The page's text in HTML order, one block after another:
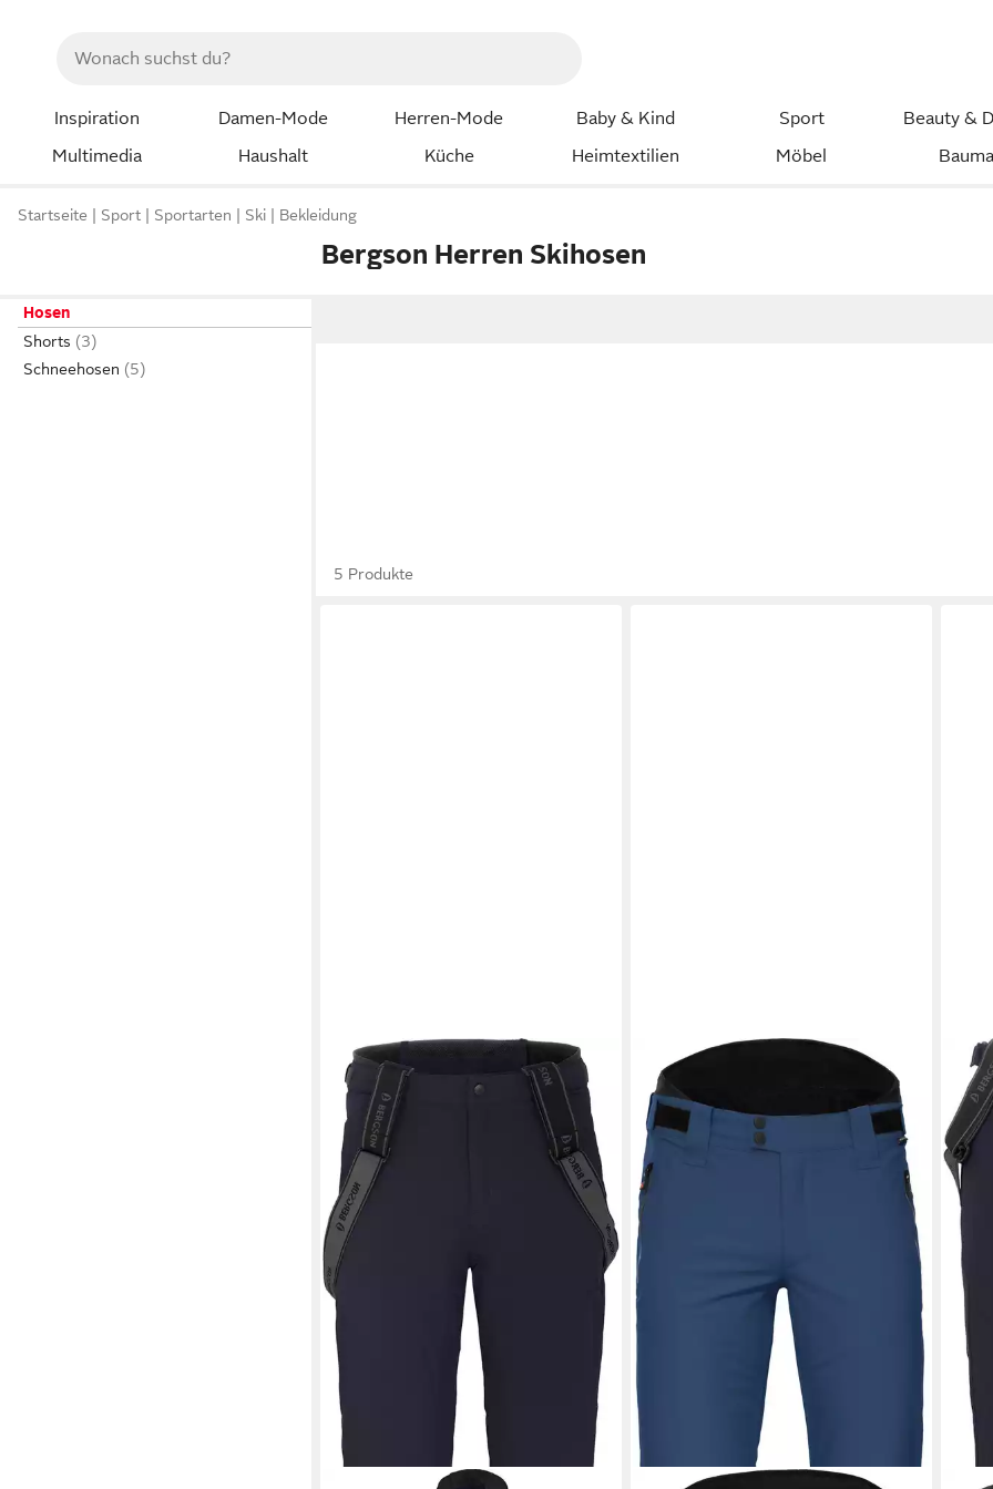
Inspiration Damen-Mode Herren-Mode Baby & Kind Sport
Beauty &
Multimedia
Haushalt Küche Heimtextilien Möbel
Startseite Sport Sportarten Ski Bekleidung
Bergson Herren Skihosen
Hosen
Shorts
Schneehosen
5 Produkte